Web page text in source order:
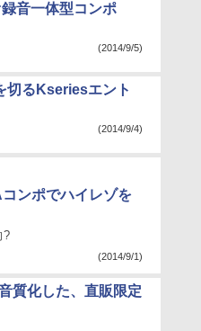
音一体型コンポ
(2014/9/5)
切るKseriesエント
(2014/9/4)
ンポでハイレゾを
?
(2014/9/1)
質化した、直販限定